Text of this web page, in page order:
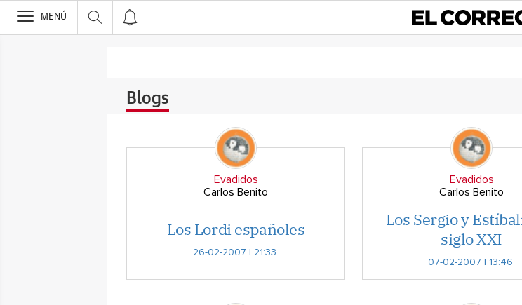
>
MENÚ
Blogs
Evadidos
Carlos Benito
Los Lordi españoles
26-02-2007 | 21:33
Evadidos
Carlos Benito
Los Sergio y
siglo XXI
07-02-2007 | 13:46